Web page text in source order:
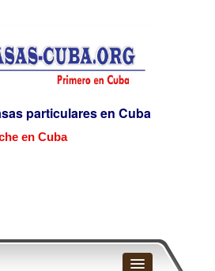
particulares en Cuba
en Cuba